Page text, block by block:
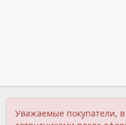
Уважаемые покупатели,